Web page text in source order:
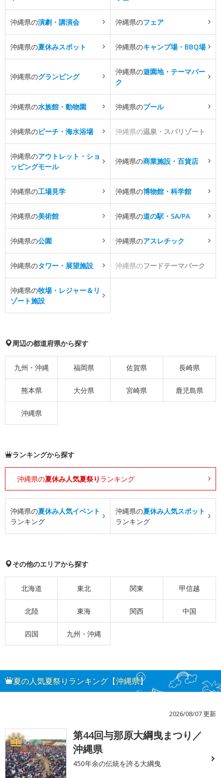
沖縄県の演劇・講演会 沖縄県のフェア
沖縄県の夏休みスポット 沖縄県のキャンプ場・BBQ場
沖縄県のグランピング
沖縄県の遊園地・テーマパー
ク
沖縄県の水族館・動物園 沖縄県のプール
沖縄県のビーチ・海水浴場 沖縄県の温泉・スパリゾート
沖縄県のアウトレット・ショ
ッピングモール
沖縄県の商業施設・百貨店
沖縄県の工場見学 沖縄県の博物館・科学館
沖縄県の美術館 沖縄県の道の駅・SA/PA
沖縄県の公園 沖縄県のアスレチック
沖縄県のタワー・展望施設 沖縄県のフードテーマパーク
沖縄県の牧場・レジャー＆リ
ゾート施設
周辺の都道府県から探す
九州・沖縄 福岡県 佐賀県 長崎県
熊本県 大分県 宮崎県 鹿児島県
沖縄県
ランキングから探す
沖縄県の夏休み人気夏祭り ランキング
沖縄県の夏休み人気イベント
ランキング
沖縄県の夏休み人気スポット
ランキング
その他のエリアから探す
北海道 東北 関東 甲信越
北陸 東海 関西 中国
四国 九州・沖縄
夏の人気夏祭りランキング【沖縄県】
2026/08/07 更新
1
第44回与那原大綱曳まつり／
沖縄県
450年余の伝統を誇る大綱曳